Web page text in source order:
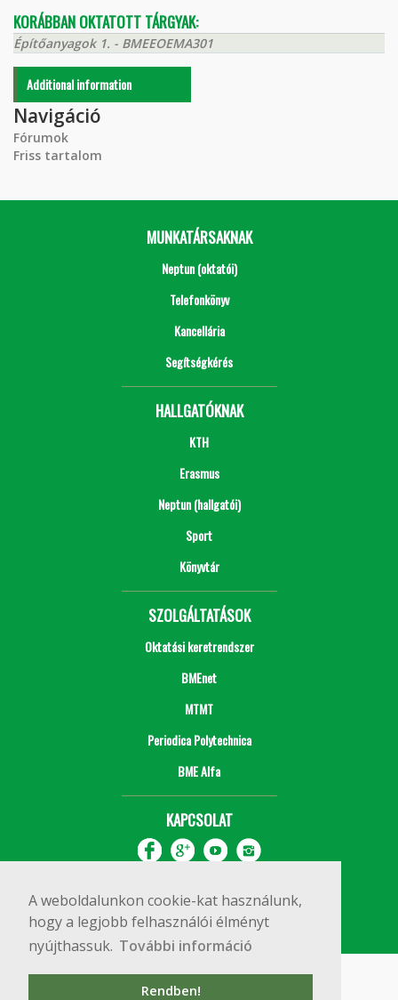
A weboldalunkon cookie-kat használunk,
hogy a legjobb felhasználói élményt
nyújthassuk. További információ
Rendben!
KORÁBBAN OKTATOTT TÁRGYAK:
Építőanyagok 1. - BMEEOEMA301
Additional information
Navigáció
Fórumok
Friss tartalom
MUNKATÁRSAKNAK
Neptun (oktatói)
Telefonkönyv
Kancellária
Segítségkérés
HALLGATÓKNAK
KTH
Erasmus
Neptun (hallgatói)
Sport
Könyvtár
SZOLGÁLTATÁSOK
Oktatási keretrendszer
BMEnet
MTMT
Periodica Polytechnica
BME Alfa
KAPCSOLAT
Copyright © 2020 BME Építőmérnöki Kar